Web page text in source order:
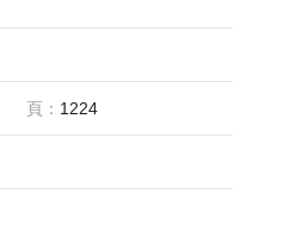
頁： 1224